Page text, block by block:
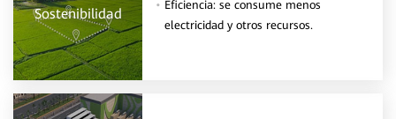
Eficiencia: se consume menos
electricidad y otros recursos.
Sostenibilidad